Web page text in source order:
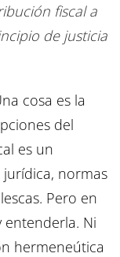
fiscal a
de justicia
cosa es la
del
es un
normas
Pero en
entenderla. Ni
hermeneútica